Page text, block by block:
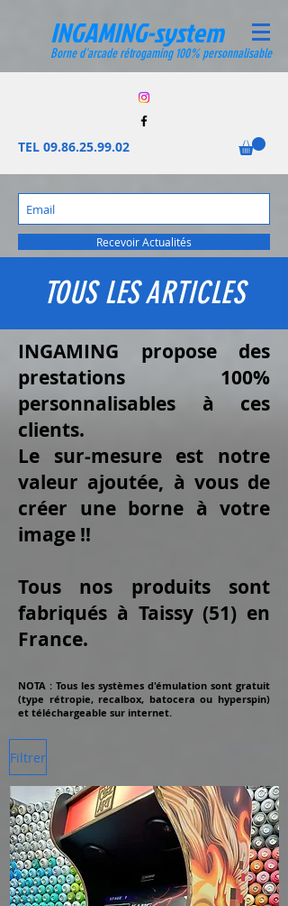
INGAMING-system
Borne d'arcade rétrogaming 100% personnalisable
TEL 09.86.25.99.02
Recevoir Actualités
TOUS LES ARTICLES
INGAMING propose des
prestations 100%
personnalisables à ces
clients.
Le sur-mesure est notre
valeur ajoutée, à vous de
créer une borne à votre
image !!
Tous nos produits sont
fabriqués à Taissy (51) en
France.
NOTA : Tous les systèmes d'émulation sont gratuit
(type rétropie, recalbox, batocera ou hyperspin)
et téléchargeable sur internet.
Filtrer